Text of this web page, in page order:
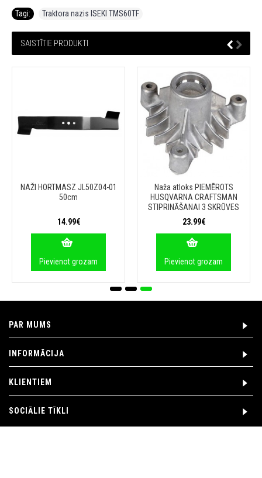
Tagi: Traktora nazis ISEKI TMS60TF
SAISTĪTIE PRODUKTI
NAŽI HORTMASZ JL50Z04-01
50cm
14.99€
Pievienot grozam
Naža atloks PIEMĒROTS
HUSQVARNA CRAFTSMAN
STIPRINĀŠANAI 3 SKRŪVES
23.99€
Pievienot grozam
PAR MUMS
INFORMĀCIJA
KLIENTIEM
SOCIĀLIE TĪKLI